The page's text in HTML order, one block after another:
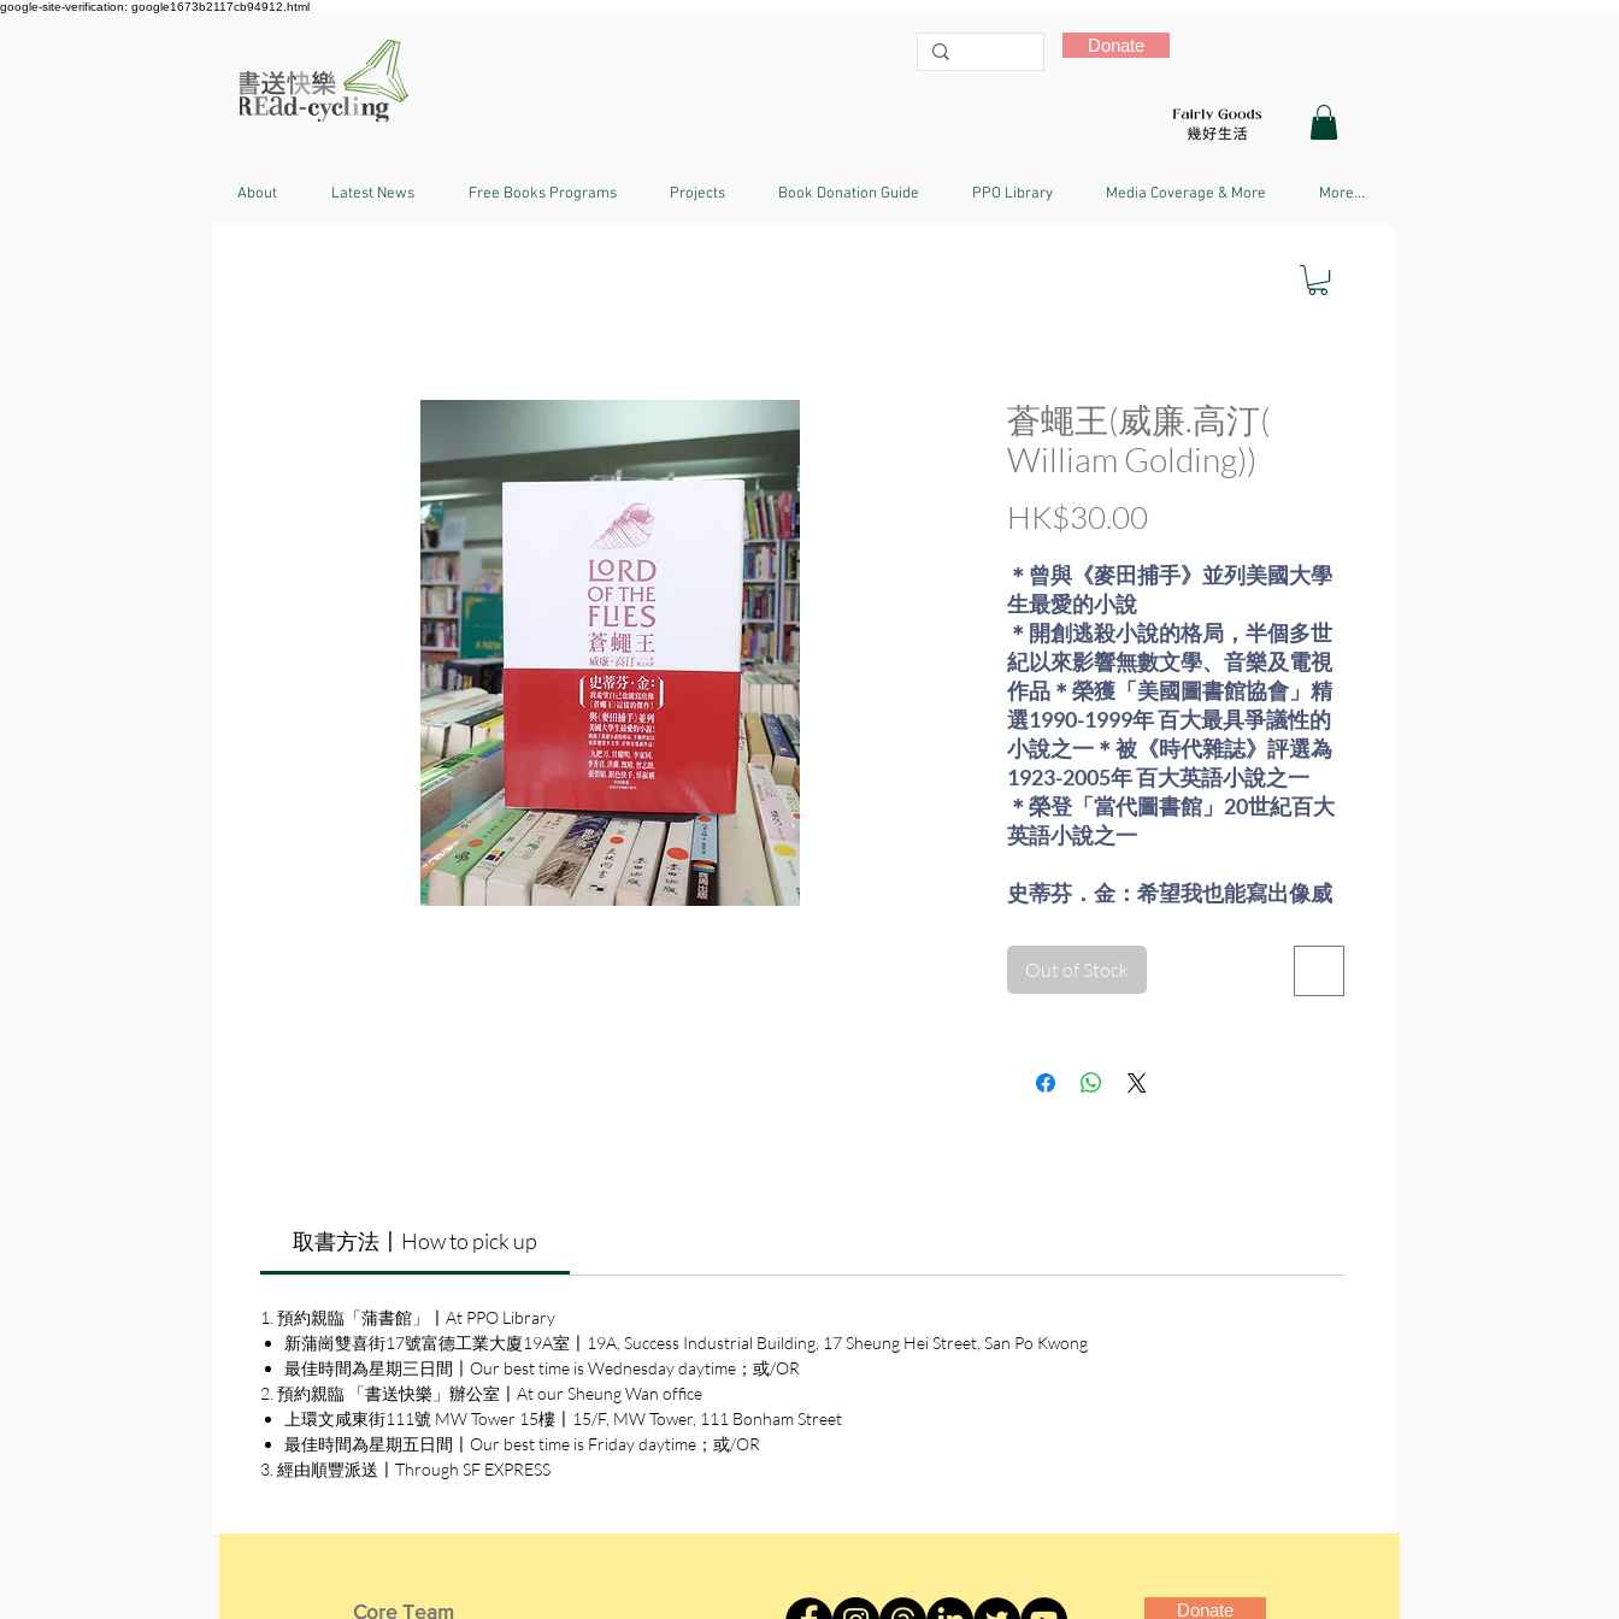
google-site-verification: google1673b2117cb94912.html
Donate
About Latest News Free Books Programs Projects Book Donation Guide PPO Library Media Coverage & More More...
蒼蠅王(威廉.高汀(
William Golding))
HK$30.00
＊曾與《麥田捕手》並列美國大學
生最愛的小說
＊開創逃殺小說的格局，半個多世
紀以來影響無數文學、音樂及電視
作品＊榮獲「美國圖書館協會」精
選1990-1999年 百大最具爭議性的
小說之一＊被《時代雜誌》評選為
1923-2005年 百大英語小說之一
＊榮登「當代圖書館」20世紀百大
英語小說之一
史蒂芬．金：希望我也能寫出像威
作。
而有任何差異。『所謂的人類，就
像蜜蜂生產蜂蜜一樣，會生產邪
《蒼蠅王》擁有多層次、多面向的
追隨，在當代大眾文化，特別是恐
威廉．高汀（William Golding,
Out of Stock
取書方法〡How to pick up
1. 預約親臨「蒲書館」〡At PPO Library
新蒲崗雙喜街17號富德工業大廈19A室〡19A, Success Industrial Building, 17 Sheung Hei Street, San Po Kwong
最佳時間為星期三日間〡Our best time is Wednesday daytime；或/OR
2. 預約親臨 「書送快樂」辦公室〡At our Sheung Wan office
上環文咸東街111號 MW Tower 15樓〡15/F, MW Tower, 111 Bonham Street
最佳時間為星期五日間〡Our best time is Friday daytime；或/OR
3. 經由順豐派送〡Through SF EXPRESS
Core Team Donate